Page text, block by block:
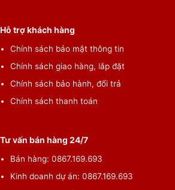
Hỗ trợ khách hàng
Chính sách bảo mật thông tin
Chính sách giao hàng, lắp đặt
Chính sách bảo hành, đổi trả
Chính sách thanh toán
Tư vấn bán hàng 24/7
Bán hàng: 0867.169.693
Kinh doanh dự án: 0867.169.693